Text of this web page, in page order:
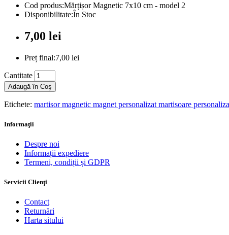
Cod produs:Mărțișor Magnetic 7x10 cm - model 2
Disponibilitate:În Stoc
7,00 lei
Preț final:7,00 lei
Cantitate
Adaugă în Coş
Etichete: martisor magnetic magnet personalizat martisoare
Informaţii
Despre noi
Informații expediere
Termeni, condiții și GDPR
Servicii Clienţi
Contact
Returnări
Harta sitului